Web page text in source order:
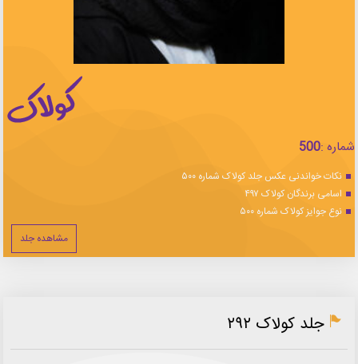
شماره :500
نکات خواندنی عکس جلد کولاک شماره ۵۰۰
اسامی برندگان کولاک ۴۹۷
نوع جوایز کولاک شماره ۵۰۰
مشاهده جلد
جلد کولاک ۲۹۲